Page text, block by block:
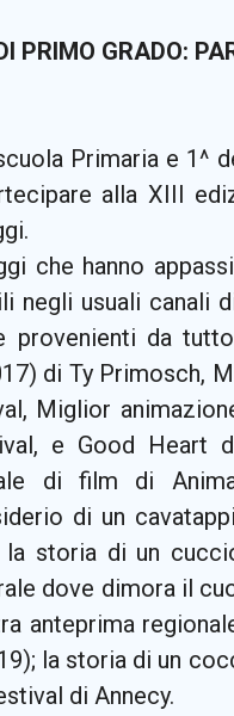
PRIMO GRADO:
Primaria e 1^
alla XIII
che hanno
negli usuali canali
provenienti da
di Ty Primosch,
Miglior
e Good Heart
di film di
di un
storia di un
dove dimora il
anteprima
la storia di un
di Annecy.